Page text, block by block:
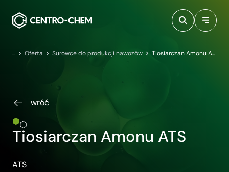
Centro-Chem
Oferta Surowce do produkcji nawozów Tiosiarczan Amonu ATS
wróć
Tiosiarczan Amonu ATS
ATS